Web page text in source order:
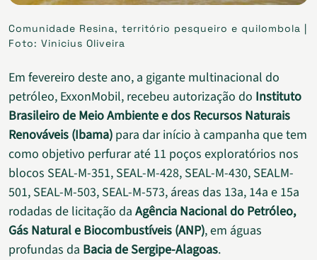
Comunidade Resina, território pesqueiro e quilombola |
Foto: Vinicius Oliveira
Em fevereiro deste ano, a gigante multinacional do
petróleo, ExxonMobil, recebeu autorização do Instituto
Brasileiro de Meio Ambiente e dos Recursos Naturais
Renováveis (Ibama) para dar início à campanha que tem
como objetivo perfurar até 11 poços exploratórios nos
blocos SEAL-M-351, SEAL-M-428, SEAL-M-430, SEALM-
501, SEAL-M-503, SEAL-M-573, áreas das 13a, 14a e 15a
rodadas de licitação da Agência Nacional do Petróleo,
Gás Natural e Biocombustíveis (ANP), em águas
profundas da Bacia de Sergipe-Alagoas.